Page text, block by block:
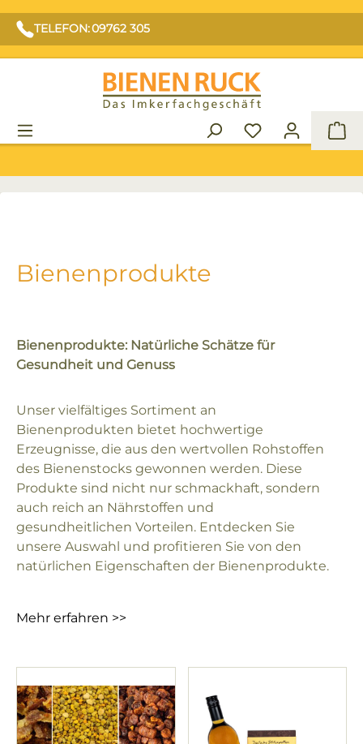
TELEFON: 09762 305
Bienenprodukte
Bienenprodukte: Natürliche Schätze für
Gesundheit und Genuss
Unser vielfältiges Sortiment an
Bienenprodukten bietet hochwertige
Erzeugnisse, die aus den wertvollen Rohstoffen
des Bienenstocks gewonnen werden. Diese
Produkte sind nicht nur schmackhaft, sondern
auch reich an Nährstoffen und
gesundheitlichen Vorteilen. Entdecken Sie
unsere Auswahl und profitieren Sie von den
natürlichen Eigenschaften der Bienenprodukte.
Mehr erfahren >>